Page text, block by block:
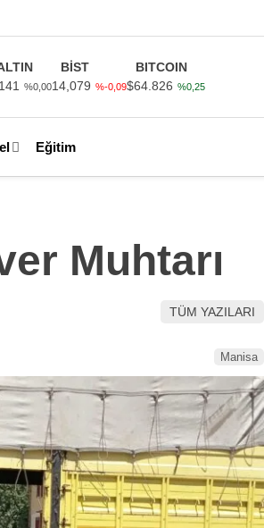
%0,00
BİST
14,079 %-0,09
BITCOIN
$64.826 %0,25
Eğitim
Muhtarı
TÜM YAZILARI
Manisa